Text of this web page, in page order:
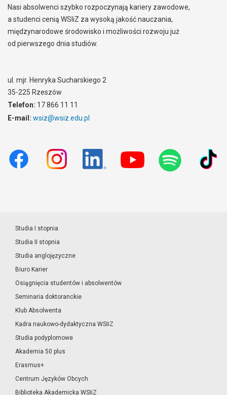
Nasi absolwenci szybko rozpoczynają kariery zawodowe,
a studenci cenią WSIiZ za wysoką jakość nauczania,
międzynarodowe środowisko i możliwości rozwoju już
od pierwszego dnia studiów.
ul. mjr. Henryka Sucharskiego 2
35-225 Rzeszów
Telefon: 17 866 11 11
E-mail: wsiz@wsiz.edu.pl
Studia I stopnia
Studia II stopnia
Studia anglojęzyczne
Biuro Karier
Osiągnięcia studentów i absolwentów
Seminaria doktoranckie
Klub Absolwenta
Kadra naukowo-dydaktyczna WSIiZ
Studia podyplomowe
Akademia 50 plus
Erasmus+
Centrum Języków Obcych
Biblioteka Akademicka WSIiZ